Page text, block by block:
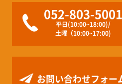
052-803-5001
平日(10:00~18:00)/
土曜（10:00~17:00)
お問い合わせフォー